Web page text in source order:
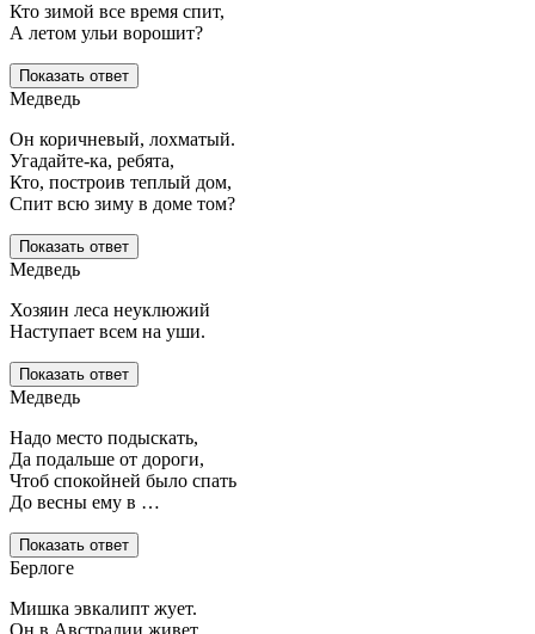
Кто зимой все время спит,
А летом ульи ворошит?
Показать ответ
Медведь
Он коричневый, лохматый.
Угадайте-ка, ребята,
Кто, построив теплый дом,
Спит всю зиму в доме том?
Показать ответ
Медведь
Хозяин леса неуклюжий
Наступает всем на уши.
Показать ответ
Медведь
Надо место подыскать,
Да подальше от дороги,
Чтоб спокойней было спать
До весны ему в …
Показать ответ
Берлоге
Мишка эвкалипт жует.